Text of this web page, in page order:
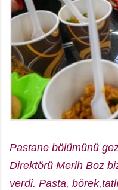
Pastane bölümünü
Direktörü Merih Boz
verdi. Pasta,